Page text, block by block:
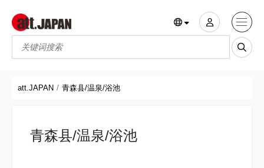
Translations title cont
att.JAPAN 青森县/温泉/浴池
青森县/温泉/浴池